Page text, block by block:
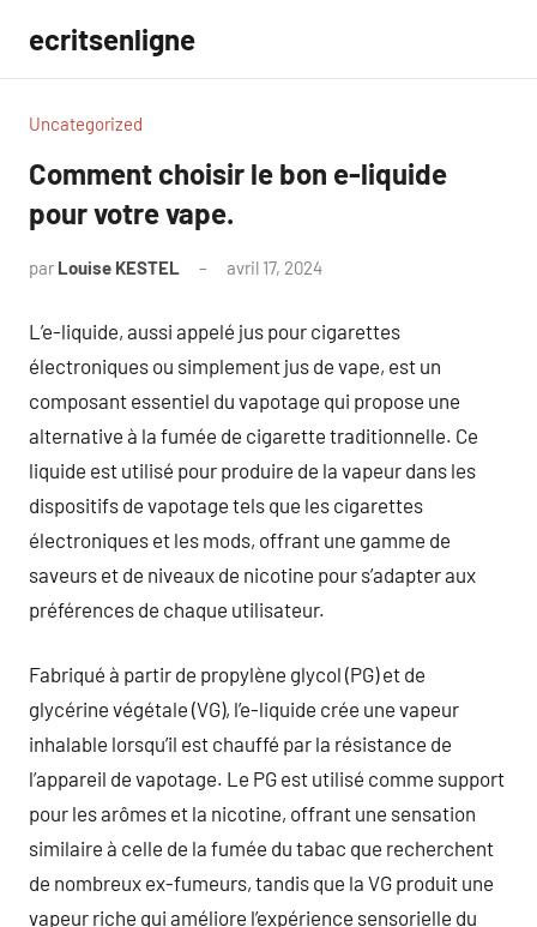
contenu
ecritsenligne
Uncategorized
Comment choisir le bon e-liquide
pour votre vape.
par Louise KESTEL avril 17, 2024
L’e-liquide, aussi appelé jus pour cigarettes
électroniques ou simplement jus de vape, est un
composant essentiel du vapotage qui propose une
alternative à la fumée de cigarette traditionnelle. Ce
liquide est utilisé pour produire de la vapeur dans les
dispositifs de vapotage tels que les cigarettes
électroniques et les mods, offrant une gamme de
saveurs et de niveaux de nicotine pour s’adapter aux
préférences de chaque utilisateur.
Fabriqué à partir de propylène glycol (PG) et de
glycérine végétale (VG), l’e-liquide crée une vapeur
inhalable lorsqu’il est chauffé par la résistance de
l’appareil de vapotage. Le PG est utilisé comme support
pour les arômes et la nicotine, offrant une sensation
similaire à celle de la fumée du tabac que recherchent
de nombreux ex-fumeurs, tandis que la VG produit une
vapeur riche qui améliore l’expérience sensorielle du